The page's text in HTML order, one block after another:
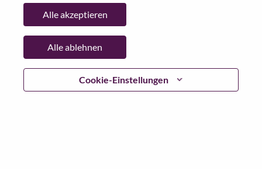
Cookie-Einstellungen
Alle akzeptieren
Alle ablehnen
Go Back